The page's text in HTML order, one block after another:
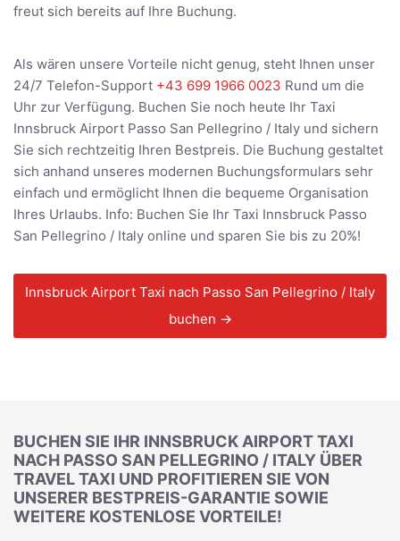
freut sich bereits auf Ihre Buchung.
Als wären unsere Vorteile nicht genug, steht Ihnen unser
24/7 Telefon-Support +43 699 1966 0023 Rund um die
Uhr zur Verfügung. Buchen Sie noch heute Ihr Taxi
Innsbruck Airport Passo San Pellegrino / Italy und sichern
Sie sich rechtzeitig Ihren Bestpreis. Die Buchung gestaltet
sich anhand unseres modernen Buchungsformulars sehr
einfach und ermöglicht Ihnen die bequeme Organisation
Ihres Urlaubs. Info: Buchen Sie Ihr Taxi Innsbruck Passo
San Pellegrino / Italy online und sparen Sie bis zu 20%!
Innsbruck Airport Taxi nach Passo San Pellegrino / Italy
buchen →
BUCHEN SIE IHR INNSBRUCK AIRPORT TAXI
NACH PASSO SAN PELLEGRINO / ITALY ÜBER
TRAVEL TAXI UND PROFITIEREN SIE VON
UNSERER BESTPREIS-GARANTIE SOWIE
WEITERE KOSTENLOSE VORTEILE!